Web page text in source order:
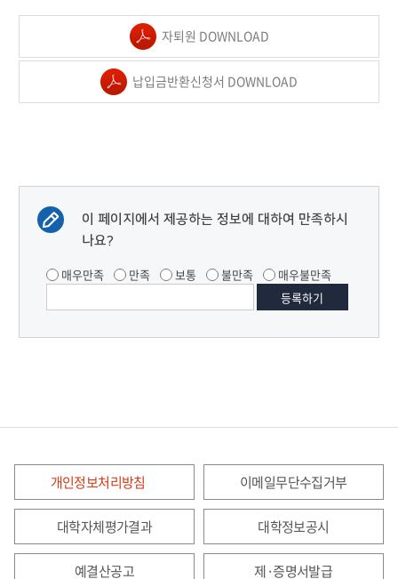
자퇴원 DOWNLOAD
납입금반환신청서 DOWNLOAD
이 페이지에서 제공하는 정보에 대하여 만족하시
나요?
매우만족 만족 보통 불만족 매우불만족
개인정보처리방침 이메일무단수집거부
대학자체평가결과 대학정보공시
예결산공고 제·증명서발급